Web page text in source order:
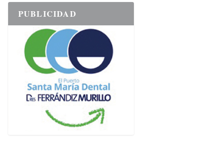
PUBLICIDAD